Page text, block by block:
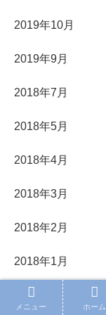
2019年10月
2019年9月
2018年7月
2018年5月
2018年4月
2018年3月
2018年2月
2018年1月
最近の投稿
メニュー ホーム